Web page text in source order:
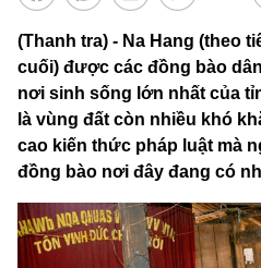
(Thanh tra) - Na Hang (theo
cuối) được các đồng bào
nơi sinh sống lớn nhất của
là vùng đất còn nhiều khó
cao kiến thức pháp luật mà
đồng bào nơi đây đang có